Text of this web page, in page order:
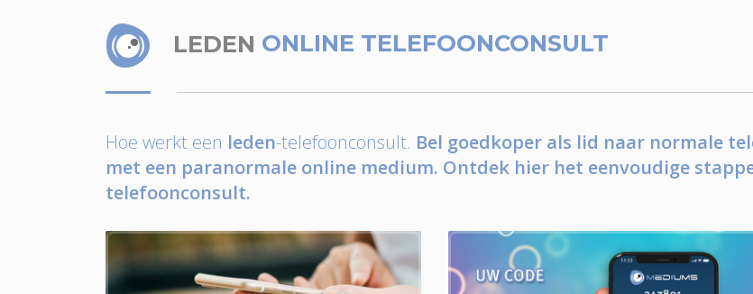
LEDEN ONLINE TELEFOONCONSULT
Hoe werkt een leden-telefoonconsult. Bel goedkoper als lid naar normale
met een paranormale online medium. Ontdek hier het eenvoudige
telefoonconsult.